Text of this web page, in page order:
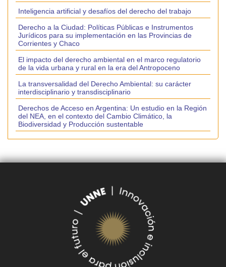
Inteligencia artificial y desafíos del derecho del trabajo
Derecho a la Ciudad: Políticas Públicas e Instrumentos
Jurídicos para su implementación en las Provincias de
Corrientes y Chaco
El impacto del derecho ambiental en el marco regulatorio
de la vida urbana y rural en la era del Antropoceno
La transversalidad del Derecho Ambiental: su carácter
interdisciplinario y transdisciplinario
Derechos de Acceso en Argentina: Un estudio en la Región
del NEA, en el contexto del Cambio Climático, la
Biodiversidad y Producción sustentable